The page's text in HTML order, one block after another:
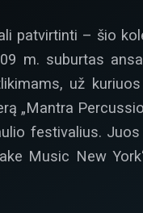
patvirtinti – šio
m. suburtas
už
„Mantra
festivalius.
Music New